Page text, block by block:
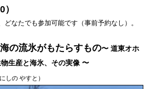
どなたでも参加可能です（事前予約なし）。
の流氷がもたらすもの〜 道東オホ
生産と海氷、その実像 〜
にしの やすと）